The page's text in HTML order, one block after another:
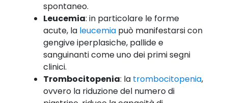
spontaneo.
Leucemia: in particolare le forme
acute, la leucemia può manifestarsi con
gengive iperplasiche, pallide e
sanguinanti come uno dei primi segni
clinici.
Trombocitopenia: la trombocitopenia,
ovvero la riduzione del numero di